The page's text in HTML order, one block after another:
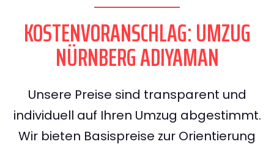
KOSTENVORANSCHLAG: UMZUG
NÜRNBERG ADIYAMAN
Unsere Preise sind transparent und
individuell auf Ihren Umzug abgestimmt.
Wir bieten Basispreise zur Orientierung